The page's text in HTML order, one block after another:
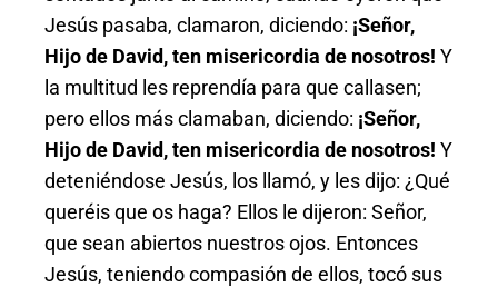
Jesús pasaba, clamaron, diciendo: ¡Señor,
Hijo de David, ten misericordia de nosotros! Y
la multitud les reprendía para que callasen;
pero ellos más clamaban, diciendo: ¡Señor,
Hijo de David, ten misericordia de nosotros! Y
deteniéndose Jesús, los llamó, y les dijo: ¿Qué
queréis que os haga? Ellos le dijeron: Señor,
que sean abiertos nuestros ojos. Entonces
Jesús, teniendo compasión de ellos, tocó sus